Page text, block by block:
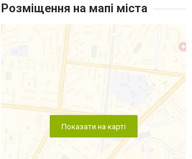
Розміщення на мапі міста
Показати на карті